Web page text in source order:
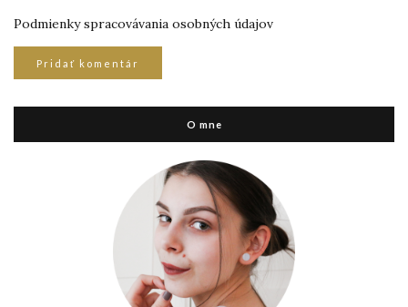
Podmienky spracovávania osobných údajov
O mne